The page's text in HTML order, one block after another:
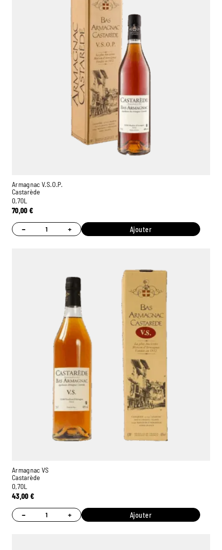
Armagnac V.S.O.P.
Castarède
0,70L
70,00€
− + Ajouter
Armagnac VS
Castarède
0,70L
43,00€
− + Ajouter